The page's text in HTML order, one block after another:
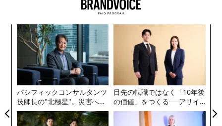
パシフィックコンサルタンツ
技師長の"北極星"。災害への
無力感を乗り越え見つけた、
防災一筋20年の答え
目先の転職ではなく「10年後
の価値」をつくる──アサイ
ンの長期伴走型支援とは